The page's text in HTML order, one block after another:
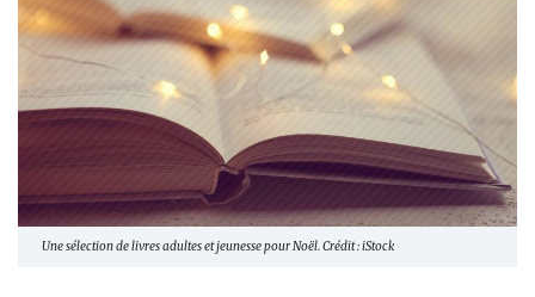
Une sélection de livres adultes et jeunesse pour Noël. Crédit : iStock